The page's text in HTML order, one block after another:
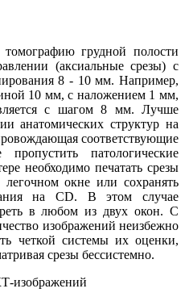
грудной полости
(аксиальные срезы) с
8 - 10 мм. Например,
10 мм, с наложением 1 мм,
с шагом 8 мм. Лучше
анатомических структур на
соответствующие
патологические
необходимо печатать срезы
окне или сохранять
на CD. В этом случае
в любом из двух окон. С
изображений неизбежно
четкой системы их оценки,
срезы бессистемно.
изображений